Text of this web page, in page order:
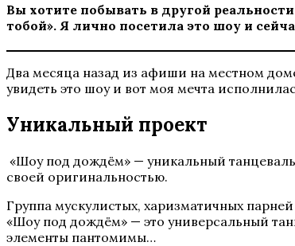
Вы хотите побывать в другой
тобой». Я лично посетила это шоу и
Два месяца назад из афиши на местном
увидеть это шоу и вот моя мечта
Уникальный проект
«Шоу под дождём» — уникальный
своей оригинальностью.
Группа мускулистых, харизматичных
«Шоу под дождём» — это универсальный
элементы пантомимы…